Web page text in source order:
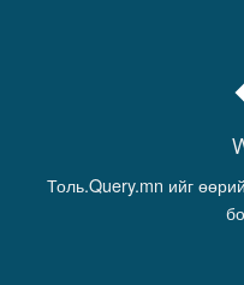
Толь.Query.mn ийг